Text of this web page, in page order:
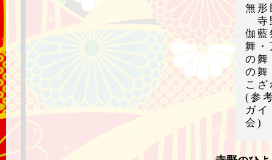
無形
寺
伽藍
舞・
の舞
の舞
こざ
(参
ガ
会)